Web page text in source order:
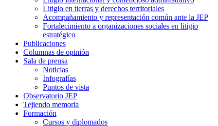
Litigio en tierras y derechos territoriales
Acompañamiento y representación común ante la JEP
Fortalecimiento a organizaciones sociales en litigio
estratégico
Publicaciones
Columnas de opinión
Sala de prensa
Noticias
Infografías
Puntos de vista
Observatorio JEP
Tejiendo memoria
Formación
Cursos y diplomados